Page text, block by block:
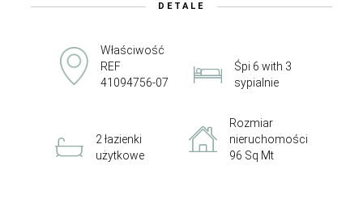
DETALE
Właściwość
REF
41094756-07
Śpi 6 with 3
sypialnie
2 łazienki
użytkowe
Rozmiar
nieruchomości
96 Sq Mt